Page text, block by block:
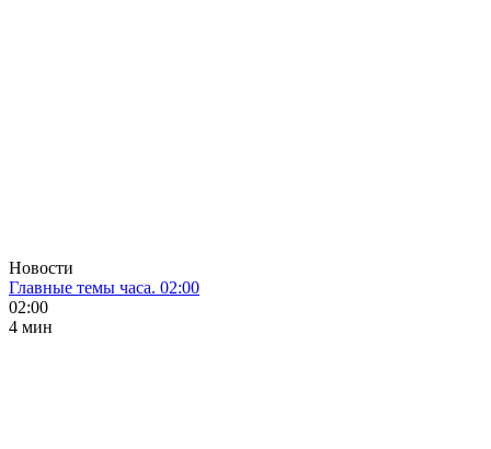
Новости
Главные темы часа. 02:00
02:00
4 мин